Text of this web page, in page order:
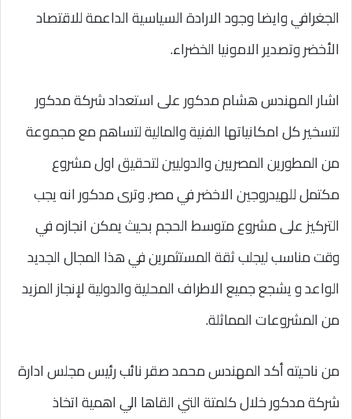
الجغرافي وايضا وجود الارادة السياسية الداعمة للاقتصاد
الأخضر وتصدير الامونيا الخضراء.
اشار المهندس هشام مدكور على استعداد شركة مدكور
لتسخير كل امكانياتها الفنية والمالية لتساهم مع مجموعة
من المطورين المصريين والدوليين لتحقيق اول مشروع
مكتمل للهيدروجين الاخضر في مصر. وترى مدكور انه يجب
التركيز على مشروع متوسط الحجم بحيث يمكن انجازه في
وقت مناسب ليجلب ثقة المستثمرين في هذا المجال الجديد
الواعد و يشجع جميع الاطراف المحلية والدولية لإنجاز المزيد
من المشروعات المماثلة.
من ناحيته أكد المهندس محمد صقر نائب رئيس مجلس ادارة
شركة مدكور خلال كلمتة التي القاها الي اهمية اتخاذ